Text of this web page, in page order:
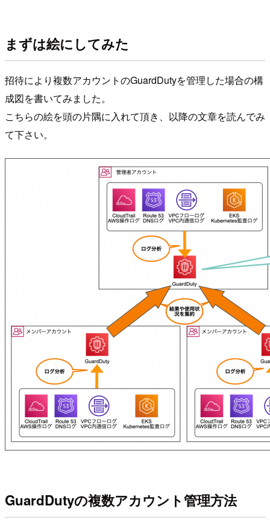
まずは絵にしてみた
招待により複数アカウントのGuardDutyを管理した場合の構
成図を書いてみました。
こちらの絵を頭の片隅に入れて頂き、以降の文章を読んでみ
て下さい。
GuardDutyの複数アカウント管理方法